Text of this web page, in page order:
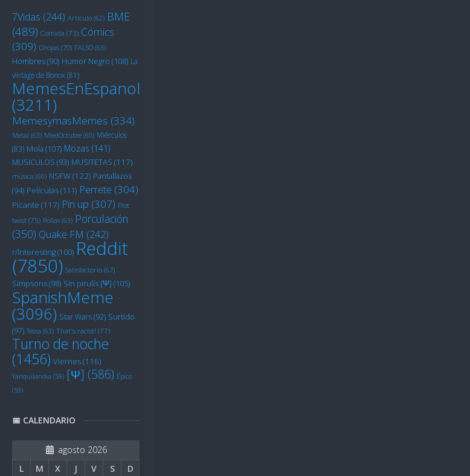
7Vidas (244) Artículo (62) BME
(489) Comida (73) Cómics
(309) Drojas (70) FALSO (63)
Hombres(90) Humor Negro (108) La
vintage de Bonox(81)
MemesEnEspanol
(3211)
MemesymasMemes (334)
Metal (63) MiedOctubre (60) Miérculos
(83) Mola (107) Mozas (141)
MUSICULOS (93) MUSITETAS (117)
música (60) NSFW(122) Pantallazos
(94) Películas(111) Perrete (304)
Picante (117) Pin up (307) Plot
twist (75) Pollas (63) Porculación
(350) Quake FM (242)
r/Interesting(100) Reddit
(7850) Satisfactorio (67)
Simpsons(98) Sin pirulís [Ψ] (105)
SpanishMeme
(3096) Star Wars(92) Surtido
(97) Tessa (63) That's racist! (77)
Turno de noche
(1456) Viernes(116)
Yanquilandia (59) [Ψ] (586) Épico
(59)
📅 CALENDARIO
agosto 2026
L
M X J V S
D